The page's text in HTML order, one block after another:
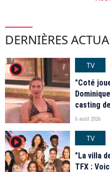
DERNIÈRES
player2
TV
"Coté
casting
6 août 2026
player2
TV
"La villa
TFX :